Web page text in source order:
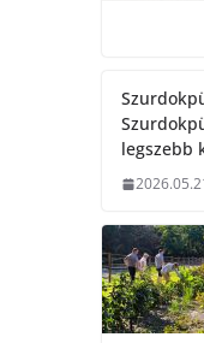
legszebb